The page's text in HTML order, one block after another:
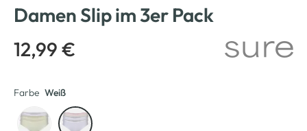
Damen Slip im 3er Pack
12,99 €
Farbe Weiß